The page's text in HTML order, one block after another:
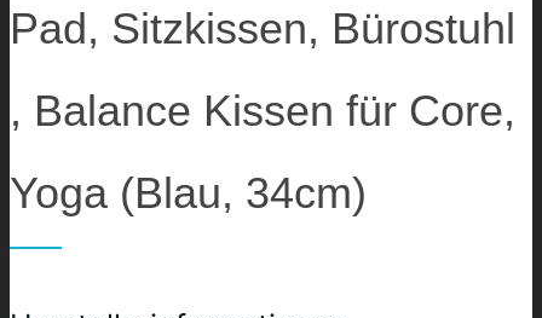
Pad, Sitzkissen, Bürostuhl
, Balance Kissen für Core,
Yoga (Blau, 34cm)